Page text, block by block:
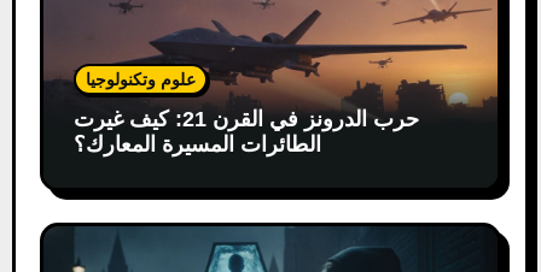
علوم وتكنولوجيا
حرب الدرونز في القرن 21: كيف غيرت
الطائرات المسيرة المعارك؟